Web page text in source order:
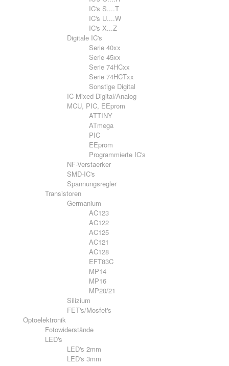
IC's S....T
IC's U....W
IC's X...Z
Digitale IC's
Serie 40xx
Serie 45xx
Serie 74HCxx
Serie 74HCTxx
Sonstige Digital
IC Mixed Digital/Analog
MCU, PIC, EEprom
ATTINY
ATmega
PIC
EEprom
Programmierte IC's
NF-Verstaerker
SMD-IC's
Spannungsregler
Transistoren
Germanium
AC123
AC122
AC125
AC121
AC128
EFT83C
MP14
MP16
MP20/21
Silizium
FET's/Mosfet's
Optoelektronik
Fotowiderstände
LED's
LED's 2mm
LED's 3mm